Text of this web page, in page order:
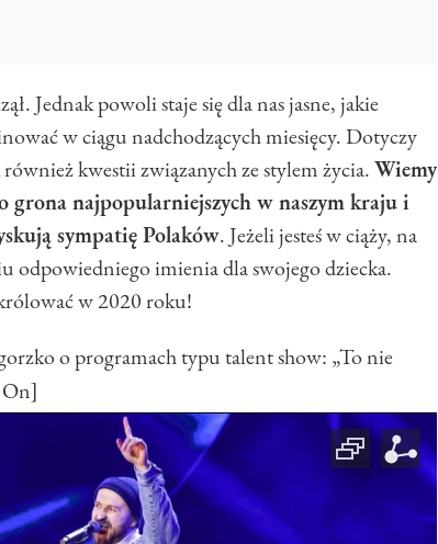
Jednak powoli staje się dla nas jasne, jakie
w ciągu nadchodzących miesięcy. Dotyczy
kwestii związanych ze stylem życia.Wiemy
grona najpopularniejszych w naszym kraju i
sympatię Polaków. Jeżeli jesteś w ciąży, na
odpowiedniego imienia dla swojego dziecka.
w 2020 roku!
o programach typu talent show: „To nie